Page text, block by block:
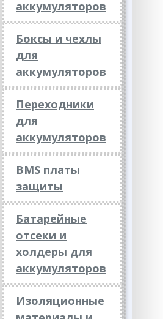
аккумуляторов
Боксы и чехлы
для
аккумуляторов
Переходники
для
аккумуляторов
BMS платы
защиты
Батарейные
отсеки и
холдеры для
аккумуляторов
Изоляционные